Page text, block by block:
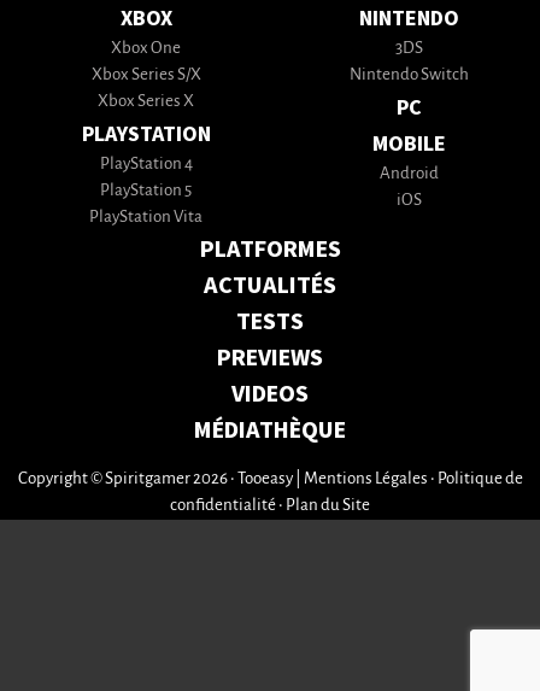
XBOX
Xbox One
Xbox Series S/X
Xbox Series X
PLAYSTATION
PlayStation 4
PlayStation 5
PlayStation Vita
NINTENDO
3DS
Nintendo Switch
PC
MOBILE
Android
iOS
PLATFORMES
ACTUALITÉS
TESTS
PREVIEWS
VIDEOS
MÉDIATHÈQUE
Copyright © Spiritgamer 2026 • Tooeasy Mentions Légales • Politique de
confidentialité • Plan du Site